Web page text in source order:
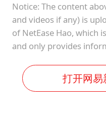
Notice: The content
and videos if any) is
of NetEase Hao, which
and only provides
打开网